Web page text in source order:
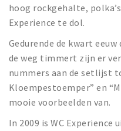
Sport
Privacy
Inloggen
hoog rockgehalte,
Experience te dol.
Gedurende de kwart eeuw
de weg timmert zijn er
nummers aan de setlijst
Kloempestoemper” en
mooie voorbeelden van.
In 2009 is WC